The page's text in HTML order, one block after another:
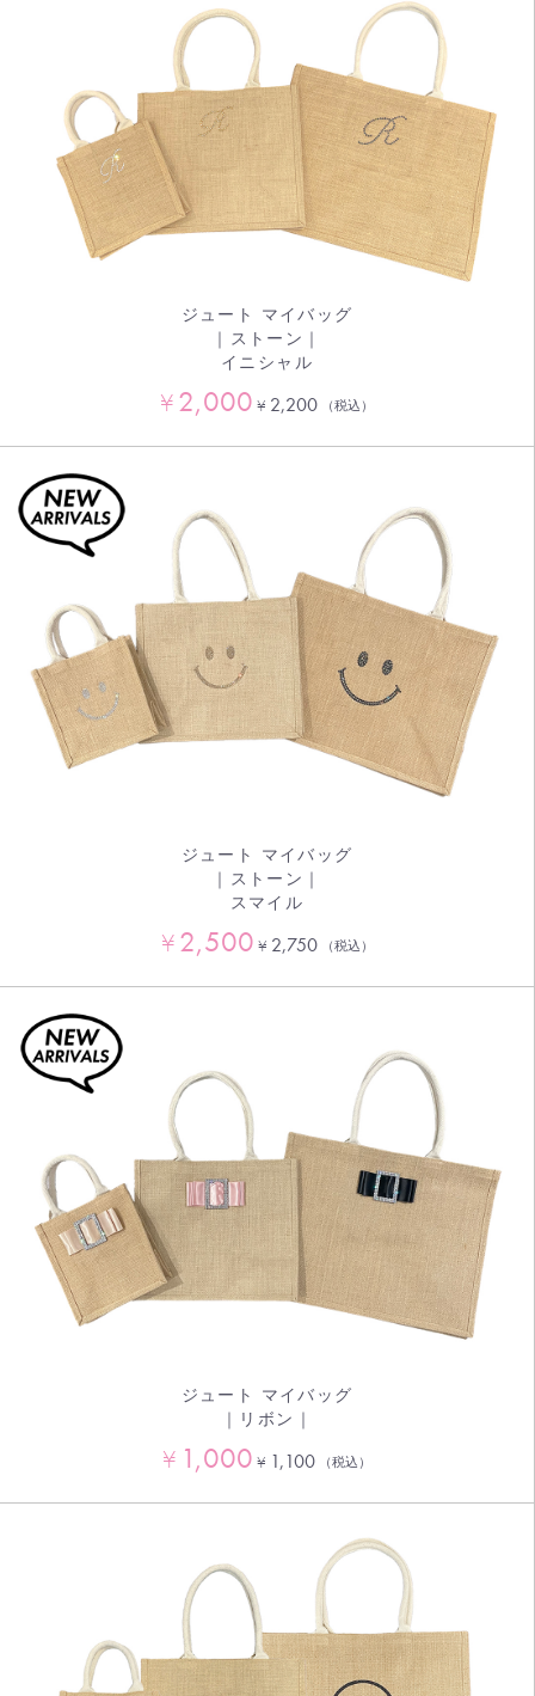
ジュート マイバッグ
｜ストーン｜
イニシャル
¥2,000 ¥ 2,200 （税込）
ジュート マイバッグ
｜ストーン｜
スマイル
¥2,500 ¥ 2,750 （税込）
ジュート マイバッグ
｜リボン｜
¥ 1,000 ¥ 1,100 （税込）